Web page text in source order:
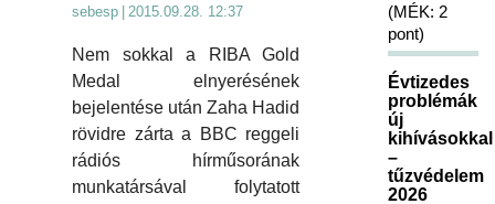
sebesp 2015.09.28. 12:37
Nem sokkal a RIBA Gold
Medal elnyerésének
bejelentése után Zaha Hadid
rövidre zárta a BBC reggeli
rádiós hírműsorának
munkatársával folytatott
(MÉK: 2
pont)
Évtizedes
problémák
új
kihívásokkal
–
tűzvédelem
2026